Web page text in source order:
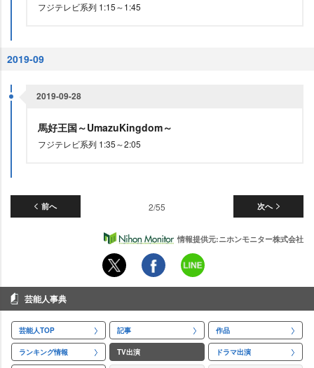
フジテレビ系列 1:15～1:45
2019-09
2019-09-28
馬好王国～UmazuKingdom～
フジテレビ系列 1:35～2:05
前へ 次へ
2/55
情報提供元:ニホンモニター株式会社
芸能人事典
芸能人TOP 記事 作品
ランキング情報 TV出演 ドラマ出演